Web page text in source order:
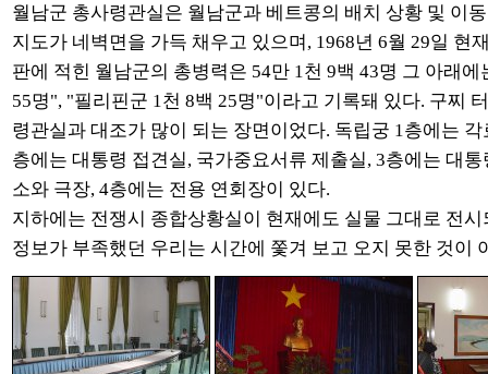
월남군 총사령관실은 월남군과 베트콩의 배치 상황 및 이
지도가 네벽면을 가득 채우고 있으며, 1968년 6월 29일 현
판에 적힌 월남군의 총병력은 54만 1천 9백 43명 그 아래
55명", "필리핀군 1천 8백 25명"이라고 기록돼 있다. 구찌
령관실과 대조가 많이 되는 장면이었다. 독립궁 1층에는
층에는 대통령 접견실, 국가중요서류 제출실, 3층에는 대
소와 극장, 4층에는 전용 연회장이 있다.
지하에는 전쟁시 종합상황실이 현재에도 실물 그대로 전
정보가 부족했던 우리는 시간에 쫓겨 보고 오지 못한 것이